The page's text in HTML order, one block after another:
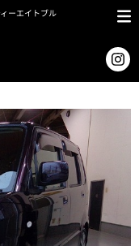
ーエイトブル